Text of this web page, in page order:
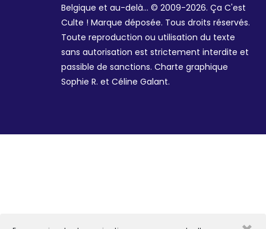
Belgique et au-delà... © 2009-2026. Ça C'est
Culte ! Marque déposée. Tous droits réservés.
Toute reproduction ou utilisation du texte
sans autorisation est strictement interdite et
passible de sanctions. Charte graphique
Sophie R. et Céline Galant.